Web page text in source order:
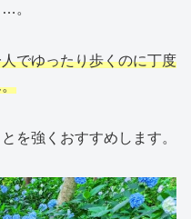
。
でゆったり歩くのに丁度
を強くおすすめします。